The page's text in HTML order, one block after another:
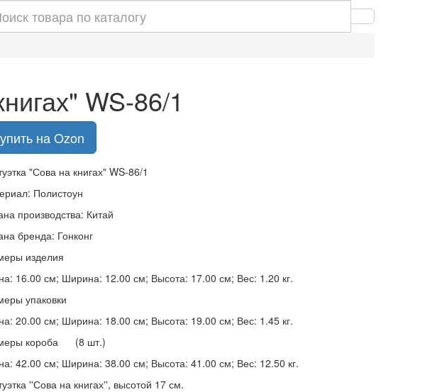
WS-86/1
на Ozon
"Сова на книгах" WS-86/1
Полистоун
производства: Китай
бренда: Гонконг
изделия
16.00 см; Ширина: 12.00 см; Высота: 17.00 см; Вес: 1.20 кг.
упаковки
20.00 см; Ширина: 18.00 см; Высота: 19.00 см; Вес: 1.45 кг.
короба (8 шт.)
42.00 см; Ширина: 38.00 см; Высота: 41.00 см; Вес: 12.50 кг.
''Сова на книгах'', высотой 17 см.